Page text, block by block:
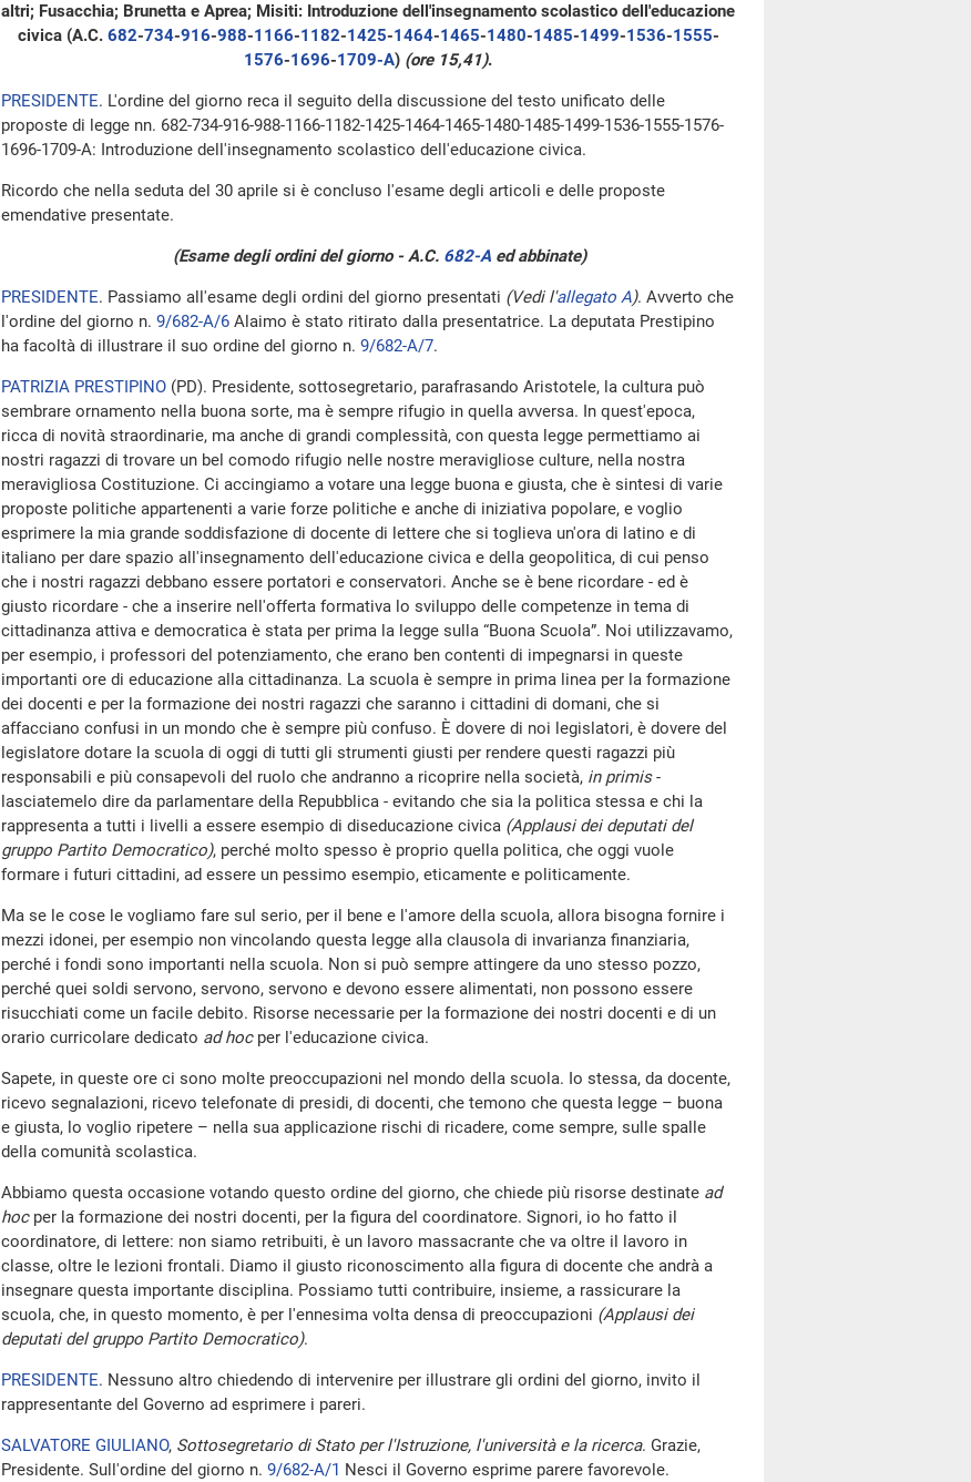
altri; Fusacchia; Brunetta e Aprea; Misiti: Introduzione dell'insegnamento scolastico dell'educazione
civica (A.C. 682-734-916-988-1166-1182-1425-1464-1465-1480-1485-1499-1536-1555-
1576-1696-1709-A) (ore 15,41).
PRESIDENTE. L'ordine del giorno reca il seguito della discussione del testo unificato delle
proposte di legge nn. 682-734-916-988-1166-1182-1425-1464-1465-1480-1485-1499-1536-1555-1576-
1696-1709-A: Introduzione dell'insegnamento scolastico dell'educazione civica.
Ricordo che nella seduta del 30 aprile si è concluso l'esame degli articoli e delle proposte
emendative presentate.
(Esame degli ordini del giorno - A.C. 682-Aed abbinate)
PRESIDENTE. Passiamo all'esame degli ordini del giorno presentati (Vedi l'allegato A). Avverto che
l'ordine del giorno n. 9/682-A/6 Alaimo è stato ritirato dalla presentatrice. La deputata Prestipino
ha facoltà di illustrare il suo ordine del giorno n. 9/682-A/7.
PATRIZIA PRESTIPINO (PD). Presidente, sottosegretario, parafrasando Aristotele, la cultura può
sembrare ornamento nella buona sorte, ma è sempre rifugio in quella avversa. In quest'epoca,
ricca di novità straordinarie, ma anche di grandi complessità, con questa legge permettiamo ai
nostri ragazzi di trovare un bel comodo rifugio nelle nostre meravigliose culture, nella nostra
meravigliosa Costituzione. Ci accingiamo a votare una legge buona e giusta, che è sintesi di varie
proposte politiche appartenenti a varie forze politiche e anche di iniziativa popolare, e voglio
esprimere la mia grande soddisfazione di docente di lettere che si toglieva un'ora di latino e di
italiano per dare spazio all'insegnamento dell'educazione civica e della geopolitica, di cui penso
che i nostri ragazzi debbano essere portatori e conservatori. Anche se è bene ricordare - ed è
giusto ricordare - che a inserire nell'offerta formativa lo sviluppo delle competenze in tema di
cittadinanza attiva e democratica è stata per prima la legge sulla “Buona Scuola”. Noi utilizzavamo,
per esempio, i professori del potenziamento, che erano ben contenti di impegnarsi in queste
importanti ore di educazione alla cittadinanza. La scuola è sempre in prima linea per la formazione
dei docenti e per la formazione dei nostri ragazzi che saranno i cittadini di domani, che si
affacciano confusi in un mondo che è sempre più confuso. È dovere di noi legislatori, è dovere del
legislatore dotare la scuola di oggi di tutti gli strumenti giusti per rendere questi ragazzi più
responsabili e più consapevoli del ruolo che andranno a ricoprire nella società, in primis-
lasciatemelo dire da parlamentare della Repubblica - evitando che sia la politica stessa e chi la
rappresenta a tutti i livelli a essere esempio di diseducazione civica (Applausi dei deputati del
gruppo Partito Democratico), perché molto spesso è proprio quella politica, che oggi vuole
formare i futuri cittadini, ad essere un pessimo esempio, eticamente e politicamente.
Ma se le cose le vogliamo fare sul serio, per il bene e l'amore della scuola, allora bisogna fornire i
mezzi idonei, per esempio non vincolando questa legge alla clausola di invarianza finanziaria,
perché i fondi sono importanti nella scuola. Non si può sempre attingere da uno stesso pozzo,
perché quei soldi servono, servono, servono e devono essere alimentati, non possono essere
risucchiati come un facile debito. Risorse necessarie per la formazione dei nostri docenti e di un
orario curricolare dedicato ad hocper l'educazione civica.
Sapete, in queste ore ci sono molte preoccupazioni nel mondo della scuola. Io stessa, da docente,
ricevo segnalazioni, ricevo telefonate di presidi, di docenti, che temono che questa legge – buona
e giusta, lo voglio ripetere – nella sua applicazione rischi di ricadere, come sempre, sulle spalle
della comunità scolastica.
Abbiamo questa occasione votando questo ordine del giorno, che chiede più risorse destinate ad
hocper la formazione dei nostri docenti, per la figura del coordinatore. Signori, io ho fatto il
coordinatore, di lettere: non siamo retribuiti, è un lavoro massacrante che va oltre il lavoro in
classe, oltre le lezioni frontali. Diamo il giusto riconoscimento alla figura di docente che andrà a
insegnare questa importante disciplina. Possiamo tutti contribuire, insieme, a rassicurare la
scuola, che, in questo momento, è per l'ennesima volta densa di preoccupazioni (Applausi dei
deputati del gruppo Partito Democratico).
PRESIDENTE. Nessuno altro chiedendo di intervenire per illustrare gli ordini del giorno, invito il
rappresentante del Governo ad esprimere i pareri.
SALVATORE GIULIANO, Sottosegretario di Stato per l'Istruzione, l'università e la ricerca. Grazie,
Presidente. Sull'ordine del giorno n. 9/682-A/1 Nesci il Governo esprime parere favorevole.